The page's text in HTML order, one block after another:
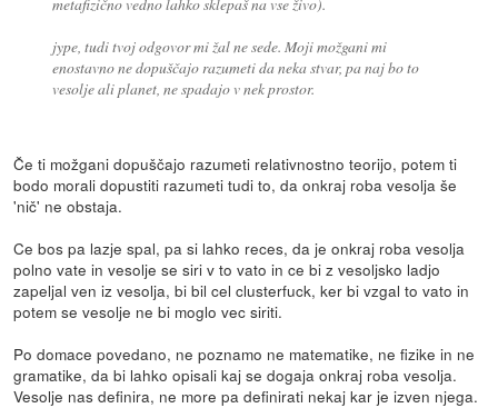
jype, tudi tvoj odgovor mi žal ne sede. Moji možgani mi
enostavno ne dopuščajo razumeti da neka stvar, pa naj bo to
vesolje ali planet, ne spadajo v nek prostor.
Če ti možgani dopuščajo razumeti relativnostno teorijo, potem ti
bodo morali dopustiti razumeti tudi to, da onkraj roba vesolja še
'nič' ne obstaja.
Ce bos pa lazje spal, pa si lahko reces, da je onkraj roba vesolja
polno vate in vesolje se siri v to vato in ce bi z vesoljsko ladjo
zapeljal ven iz vesolja, bi bil cel clusterfuck, ker bi vzgal to vato in
potem se vesolje ne bi moglo vec siriti.
Po domace povedano, ne poznamo ne matematike, ne fizike in ne
gramatike, da bi lahko opisali kaj se dogaja onkraj roba vesolja.
Vesolje nas definira, ne more pa definirati nekaj kar je izven njega.